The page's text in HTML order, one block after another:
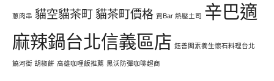
蔥肉串 貓空貓茶町貓茶町價格 賈Bar 熱壓土司 辛巴適
麻辣鍋台北信義區店 鈺善閣素養生懷石料理台北
饒河街 胡椒餅 高雄咖哩飯推薦 黑沃防彈咖啡超商